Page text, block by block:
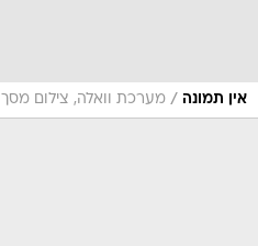
אין תמונה / מערכת וואלה, צילום מסך